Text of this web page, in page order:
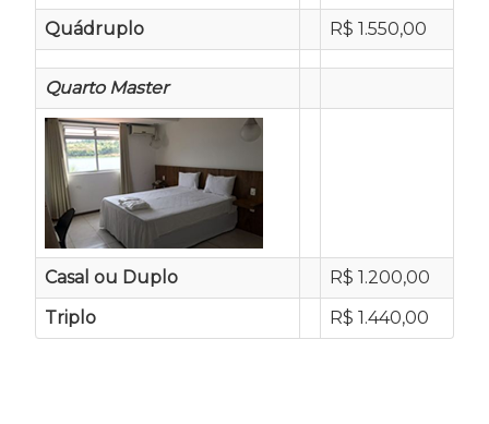
Quádruplo R$ 1.550,00
Quarto Master
Casal ou Duplo
R$ 1.200,00
Triplo
R$ 1.440,00